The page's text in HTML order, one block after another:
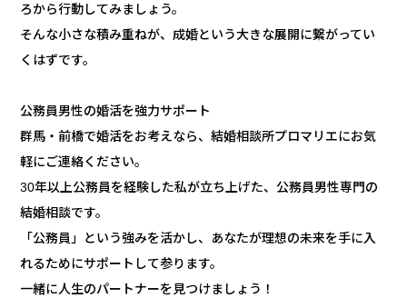
ろから行動してみましょう。
そんな小さな積み重ねが、成婚という大きな展開に繋がってい
くはずです。
公務員男性の婚活を強力サポート
群馬・前橋で婚活をお考えなら、結婚相談所プロマリエにお気
軽にご連絡ください。
30年以上公務員を経験した私が立ち上げた、公務員男性専門の
結婚相談です。
「公務員」という強みを活かし、あなたが理想の未来を手に入
れるためにサポートして参ります。
一緒に人生のパートナーを見つけましょう！